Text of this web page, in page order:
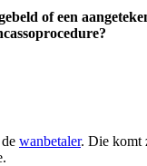
of een
wanbetaler. Die komt